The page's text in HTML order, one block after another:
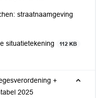
straatnaamgeving
situatietekening 112 KB
+
2025